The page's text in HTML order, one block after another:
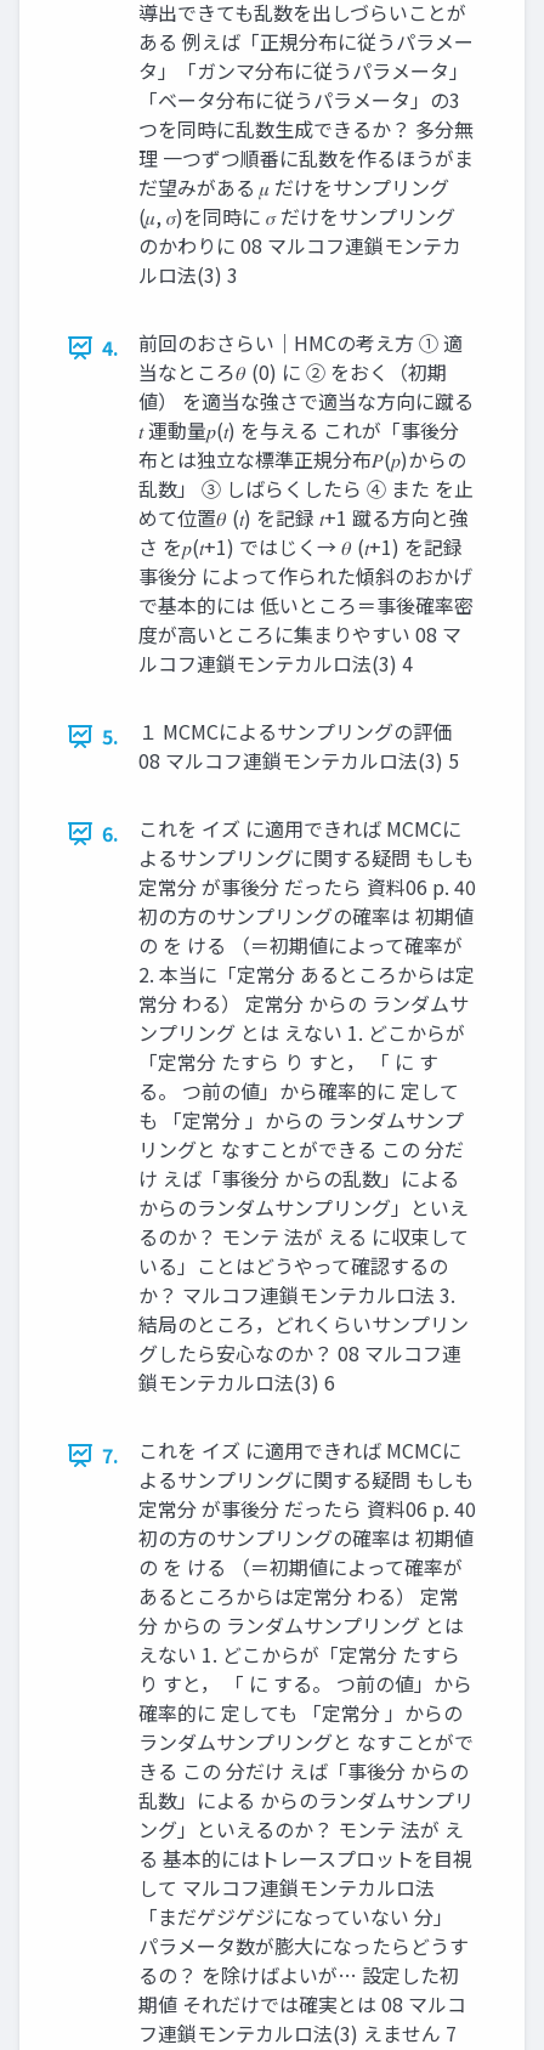
導出できても乱数を出しづらいことが
ある 例えば「正規分布に従うパラメー
タ」「ガンマ分布に従うパラメータ」
「ベータ分布に従うパラメータ」の3
つを同時に乱数生成できるか？ 多分無
理 一つずつ順番に乱数を作るほうがま
だ望みがある 𝜇 だけをサンプリング
(𝜇, 𝜎)を同時に 𝜎 だけをサンプリング
のかわりに 08 マルコフ連鎖モンテカ
ルロ法(3) 3
4.
前回のおさらい｜HMCの考え方 ① 適
当なところ𝜃 (0) に ② をおく（初期
値） を適当な強さで適当な方向に蹴る
𝑡 運動量𝑝(𝑡) を与える これが「事後分
布とは独立な標準正規分布𝑃(𝑝)からの
乱数」 ③ しばらくしたら ④ また を止
めて位置𝜃 (𝑡) を記録 𝑡+1 蹴る方向と強
さ を𝑝(𝑡+1) ではじく→ 𝜃 (𝑡+1) を記録
事後分 によって作られた傾斜のおかげ
で基本的には 低いところ＝事後確率密
度が高いところに集まりやすい 08 マ
ルコフ連鎖モンテカルロ法(3) 4
5.
１ MCMCによるサンプリングの評価
08 マルコフ連鎖モンテカルロ法(3) 5
6.
これを イズ に適用できれば MCMCに
よるサンプリングに関する疑問 もしも
定常分 が事後分 だったら 資料06 p. 40
初の方のサンプリングの確率は 初期値
の を ける （＝初期値によって確率が
2. 本当に「定常分 あるところからは定
常分 わる） 定常分 からの ランダムサ
ンプリング とは えない 1. どこからが
「定常分 たすら り すと， 「 に す
る。 つ前の値」から確率的に 定して
も 「定常分 」からの ランダムサンプ
リングと なすことができる この 分だ
け えば「事後分 からの乱数」による
からのランダムサンプリング」といえ
るのか？ モンテ 法が える に収束して
いる」ことはどうやって確認するの
か？ マルコフ連鎖モンテカルロ法 3.
結局のところ，どれくらいサンプリン
グしたら安心なのか？ 08 マルコフ連
鎖モンテカルロ法(3) 6
7.
これを イズ に適用できれば MCMCに
よるサンプリングに関する疑問 もしも
定常分 が事後分 だったら 資料06 p. 40
初の方のサンプリングの確率は 初期値
の を ける （＝初期値によって確率が
あるところからは定常分 わる） 定常
分 からの ランダムサンプリング とは
えない 1. どこからが「定常分 たすら
り すと， 「 に する。 つ前の値」から
確率的に 定しても 「定常分 」からの
ランダムサンプリングと なすことがで
きる この 分だけ えば「事後分 からの
乱数」による からのランダムサンプリ
ング」といえるのか？ モンテ 法が え
る 基本的にはトレースプロットを目視
して マルコフ連鎖モンテカルロ法
「まだゲジゲジになっていない 分」
パラメータ数が膨大になったらどうす
るの？ を除けばよいが… 設定した初
期値 それだけでは確実とは 08 マルコ
フ連鎖モンテカルロ法(3) えません 7